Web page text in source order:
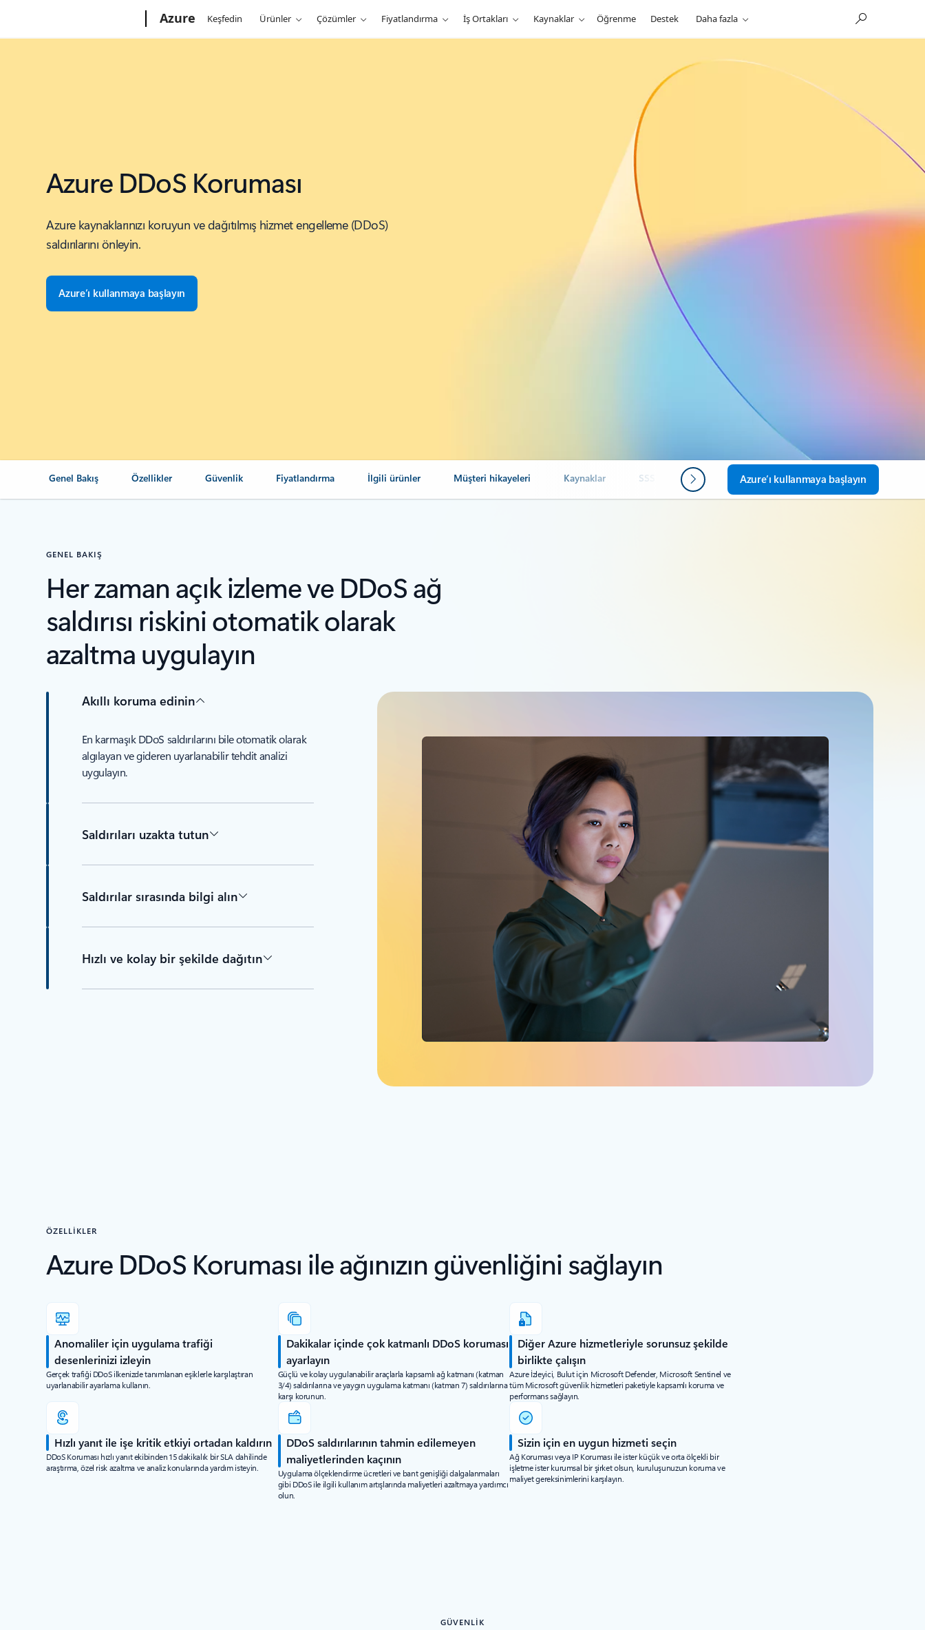
Azure Keşfedin Ürünler Çözümler Fiyatlandırma İş Ortakları Kaynaklar Öğrenme Destek Daha fazla
Azure DDoS Koruması
Azure kaynaklarınızı koruyun ve dağıtılmış hizmet engelleme (DDoS)
saldırılarını önleyin.
Azure’ı kullanmaya başlayın
Genel Bakış Özellikler Güvenlik Fiyatlandırma İlgili ürünler Müşteri hikayeleri Kaynaklar SSS Sonraki adımlarAzure’ı kullanmaya başlayın
GENEL BAKIŞ
Her zaman açık izleme ve DDoS ağ
saldırısı riskini otomatik olarak
azaltma uygulayın
Akıllı koruma edinin
En karmaşık DDoS saldırılarını bile otomatik olarak
algılayan ve gideren uyarlanabilir tehdit analizi
uygulayın.
Saldırıları uzakta tutun
Saldırılar sırasında bilgi alın
Hızlı ve kolay bir şekilde dağıtın
ÖZELLİKLER
Azure DDoS Koruması ile ağınızın güvenliğini sağlayın
Anomaliler için uygulama trafiği
desenlerinizi izleyin
Gerçek trafiği DDoS ilkenizde tanımlanan eşiklerle karşılaştıran
uyarlanabilir ayarlama kullanın.
Dakikalar içinde çok katmanlı DDoS koruması
ayarlayın
Güçlü ve kolay uygulanabilir araçlarla kapsamlı ağ katmanı (katman
3/4) saldırılarına ve yaygın uygulama katmanı (katman 7) saldırılarına
karşı korunun.
Diğer Azure hizmetleriyle sorunsuz şekilde
birlikte çalışın
Azure İzleyici, Bulut için Microsoft Defender, Microsoft Sentinel ve
tüm Microsoft güvenlik hizmetleri paketiyle kapsamlı koruma ve
performans sağlayın.
Hızlı yanıt ile işe kritik etkiyi ortadan kaldırın
DDoS Koruması hızlı yanıt ekibinden 15 dakikalık bir SLA dahilinde
araştırma, özel risk azaltma ve analiz konularında yardım isteyin.
DDoS saldırılarının tahmin edilemeyen
maliyetlerinden kaçının
Uygulama ölçeklendirme ücretleri ve bant genişliği dalgalanmaları
gibi DDoS ile ilgili kullanım artışlarında maliyetleri azaltmaya yardımcı
olun.
Sizin için en uygun hizmeti seçin
Ağ Koruması veya IP Koruması ile ister küçük ve orta ölçekli bir
işletme ister kurumsal bir şirket olsun, kuruluşunuzun koruma ve
maliyet gereksinimlerini karşılayın.
GÜVENLIK